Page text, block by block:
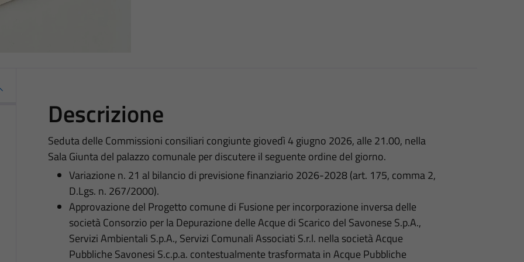
Descrizione
Seduta delle Commissioni consiliari congiunte giovedì 4 giugno 2026, alle 21.00, nella
Sala Giunta del palazzo comunale per discutere il seguente ordine del giorno.
Variazione n. 21 al bilancio di previsione finanziario 2026-2028 (art. 175, comma 2,
D.Lgs. n. 267/2000).
Approvazione del Progetto comune di Fusione per incorporazione inversa delle
società Consorzio per la Depurazione delle Acque di Scarico del Savonese S.p.A.,
Servizi Ambientali S.p.A., Servizi Comunali Associati S.r.l. nella società Acque
Pubbliche Savonesi S.c.p.a. contestualmente trasformata in Acque Pubbliche